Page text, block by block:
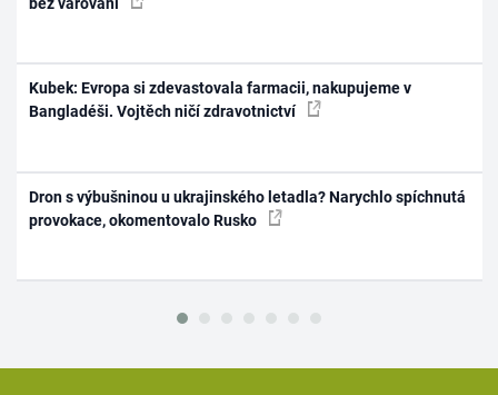
Kubek: Evropa si zdevastovala farmacii, nakupujeme v
Bangladéši. Vojtěch ničí zdravotnictví
Dron s výbušninou u ukrajinského letadla? Narychlo spíchnutá
provokace, okomentovalo Rusko